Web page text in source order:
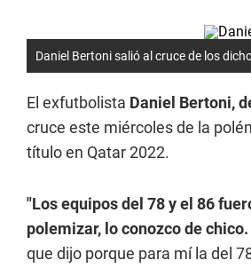
Daniel Bertoni salió al cruce de los
El exfutbolista Daniel Bertoni,
cruce este miércoles de la
título en Qatar 2022.
"Los equipos del 78 y el 86
polemizar, lo conozco de chico.
que dijo porque para mí la del